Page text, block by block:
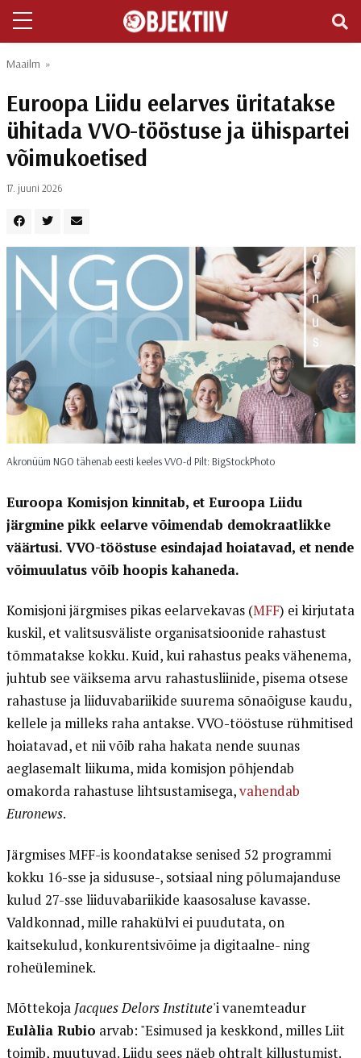
Maailm »
Euroopa Liidu eelarves üritatakse
ühitada VVO-tööstuse ja ühispartei
võimukoetised
17. juuni 2026
Akronüüm NGO tähenab eesti keeles VVO-d Pilt: BigStockPhoto
Euroopa Komisjon kinnitab, et Euroopa Liidu
järgmine pikk eelarve võimendab demokraatlikke
väärtusi. VVO-tööstuse esindajad hoiatavad, et nende
võimuulatus võib hoopis kahaneda.
Komisjoni järgmises pikas eelarvekavas (MFF) ei kirjutata
kuskil, et valitsusväliste organisatsioonide rahastust
tõmmatakse kokku. Kuid, kui rahastus peaks vähenema,
juhtub see väiksema arvu rahastusliinide, pisema otsese
rahastuse ja liiduvabariikide suurema sõnaõiguse kaudu,
kellele ja milleks raha antakse. VVO-tööstuse rühmitised
hoiatavad, et nii võib raha hakata nende suunas
aeglasemalt liikuma, mida komisjon põhjendab
omakorda rahastuse lihtsustamisega,vahendab
Euronews.
Järgmises MFF-is koondatakse senised 52 programmi
kokku 16-sse ja sidususe-, sotsiaal ning põlumajanduse
kulud 27-sse liiduvabariikide kaasosaluse kavasse.
Valdkonnad, mille rahakülvi ei puudutata, on
kaitsekulud, konkurentsivõime ja digitaalne- ning
roheüleminek.
Mõttekoja Jacques Delors Institute'i vanemteadur
Eulàlia Rubio arvab: "Esimused ja keskkond, milles Liit
toimib, muutuvad. Liidu sees näeb ohtralt killustumist.